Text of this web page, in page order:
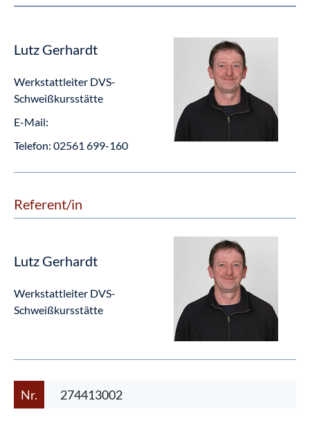
Nr. 274413002
Lutz Gerhardt
Werkstattleiter DVS-
Schweißkursstätte
E-Mail:
Telefon: 02561 699-160
Referent/in
Lutz Gerhardt
Werkstattleiter DVS-
Schweißkursstätte